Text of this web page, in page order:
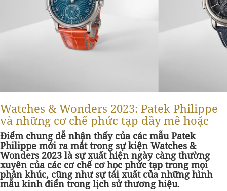
Watches & Wonders 2023: Patek Philippe
và những cơ chế phức tạp đầy mê hoặc
Điểm chung dễ nhận thấy của các mẫu Patek
Philippe mới ra mắt trong sự kiện Watches &
Wonders 2023 là sự xuất hiện ngày càng thường
xuyên của các cơ chế cơ học phức tạp trong mọi
phân khúc, cũng như sự tái xuất của những hình
mẫu kinh điển trong lịch sử thương hiệu.